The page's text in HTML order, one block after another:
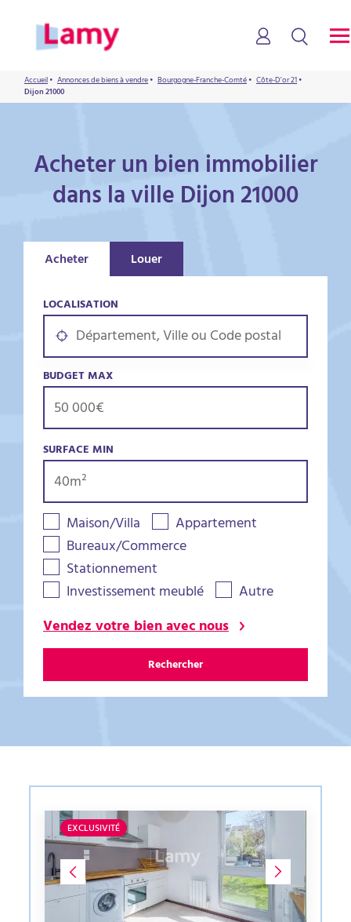
Accueil• Annonces de biens à vendre• Bourgogne-Franche-Comté• Côte-D'or 21•
Dijon 21000
Acheter un bien immobilier
dans la ville Dijon 21000
Acheter Louer
LOCALISATION
BUDGET MAX
SURFACE MIN
Maison/Villa
Appartement
Bureaux/Commerce
Stationnement
Investissement meublé
Autre
Vendez votre bien avec nous
Rechercher
EXCLUSIVITÉ